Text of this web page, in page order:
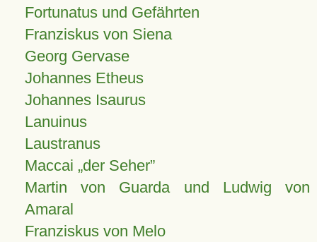
Fortunatus und Gefährten
Franziskus von Siena
Georg Gervase
Johannes Etheus
Johannes Isaurus
Lanuinus
Laustranus
Maccai „der Seher”
Martin von Guarda und Ludwig von
Amaral
Franziskus von Melo